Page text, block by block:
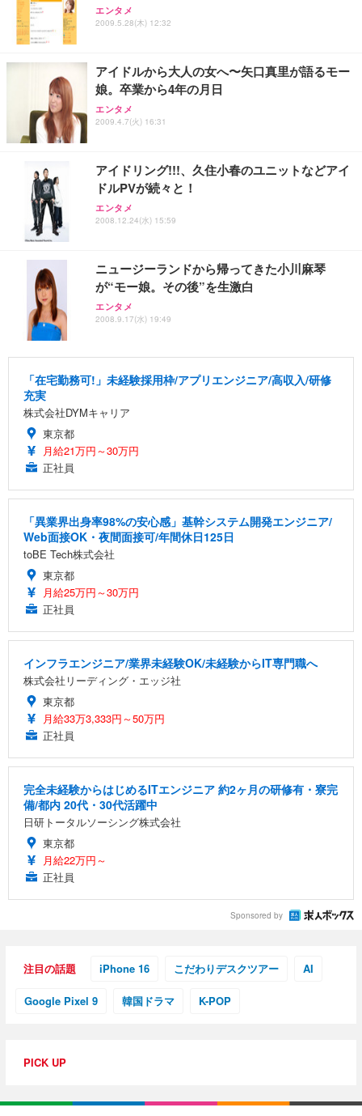
エンタメ
2009.5.28(木) 12:32
アイドルから大人の女へ〜矢口真里が語るモー
娘。卒業から4年の月日
エンタメ
2009.4.7(火) 16:31
アイドリング!!!、久住小春のユニットなどアイ
ドルPVが続々と！
エンタメ
2008.12.24(水) 15:59
ニュージーランドから帰ってきた小川麻琴
が“モー娘。その後”を生激白
エンタメ
2008.9.17(水) 19:49
「在宅勤務可!」未経験採用枠/アプリエンジニア/高収入/研修
充実
株式会社DYMキャリア
東京都
月給21万円～30万円
正社員
「異業界出身率98%の安心感」基幹システム開発エンジニア/
Web面接OK・夜間面接可/年間休日125日
toBE Tech株式会社
東京都
月給25万円～30万円
正社員
インフラエンジニア/業界未経験OK/未経験からIT専門職へ
株式会社リーディング・エッジ社
東京都
月給33万3,333円～50万円
正社員
完全未経験からはじめるITエンジニア 約2ヶ月の研修有・寮完
備/都内 20代・30代活躍中
日研トータルソーシング株式会社
東京都
月給22万円～
正社員
Sponsored by
注目の話題 iPhone 16 こだわりデスクツアー AI
Google Pixel 9 韓国ドラマ K-POP
PICK UP